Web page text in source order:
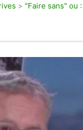
> "Faire sans" ou